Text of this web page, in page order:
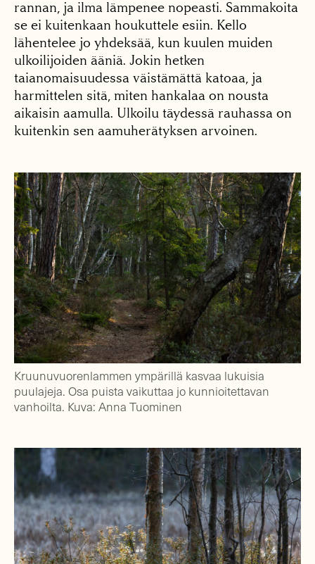
rannan, ja ilma lämpenee nopeasti. Sammakoita
se ei kuitenkaan houkuttele esiin. Kello
lähentelee jo yhdeksää, kun kuulen muiden
ulkoilijoiden ääniä. Jokin hetken
taianomaisuudessa väistämättä katoaa, ja
harmittelen sitä, miten hankalaa on nousta
aikaisin aamulla. Ulkoilu täydessä rauhassa on
kuitenkin sen aamuherätyksen arvoinen.
Kruunuvuorenlammen ympärillä kasvaa lukuisia
puulajeja. Osa puista vaikuttaa jo kunnioitettavan
vanhoilta. Kuva: Anna Tuominen